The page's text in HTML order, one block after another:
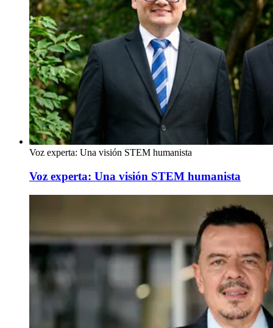
Voz experta: Una visión STEM humanista
Voz experta: Una visión STEM humanista